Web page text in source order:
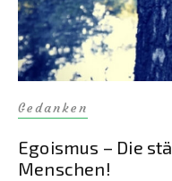
Gedanken
Egoismus – Die
Menschen!